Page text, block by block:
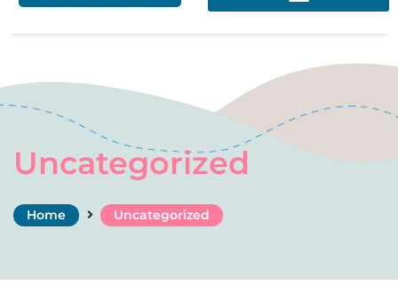
Uncategorized
Home Uncategorized